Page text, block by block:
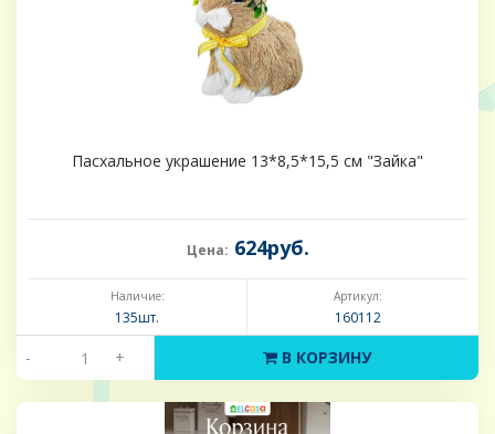
Пасхальное украшение 13*8,5*15,5 см "Зайка"
Цена: 624руб.
Наличие:
135шт.
Артикул:
160112
- + В КОРЗИНУ